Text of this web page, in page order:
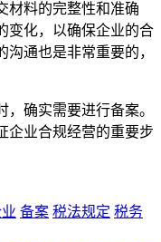
材料的完整性和准确
变化，以确保企业的合
通也是非常重要的，
确实需要进行备案。
企业合规经营的重要步
备案 税法规定 税务